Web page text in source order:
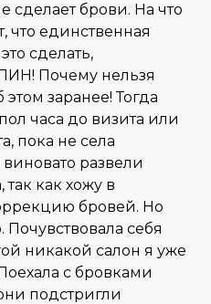
сделает брови. На что
что единственная
сделать,
Почему нельзя
заранее! Тогда
часа до визита или
пока не села
развели
так как хожу в
бровей. Но
себя
никакой салон я уже
с бровками
подстригли